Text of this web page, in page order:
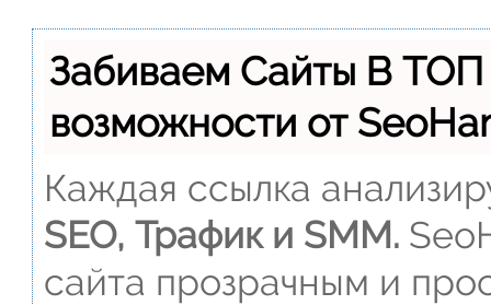
Забиваем Сайты В
возможности от
Каждая ссылка
SEO, Трафик и SMM.
сайта прозрачным и